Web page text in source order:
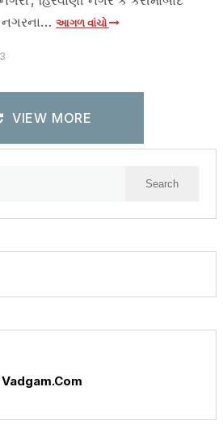
આગળ વાંચો
VIEW MORE
Vadgam.Com